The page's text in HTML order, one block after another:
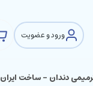
ورود و عضویت
دندان - ساخت ایران